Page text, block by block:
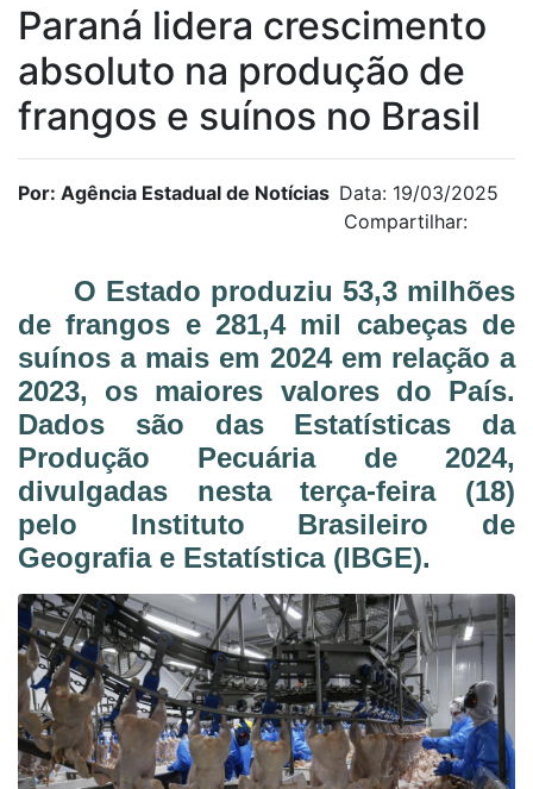
Paraná lidera crescimento
absoluto na produção de
frangos e suínos no Brasil
Por: Agência Estadual de Notícias Data: 19/03/2025
Compartilhar:
O Estado produziu 53,3 milhões
de frangos e 281,4 mil cabeças de
suínos a mais em 2024 em relação a
2023, os maiores valores do País.
Dados são das Estatísticas da
Produção Pecuária de 2024,
divulgadas nesta terça-feira (18)
pelo Instituto Brasileiro de
Geografia e Estatística (IBGE).